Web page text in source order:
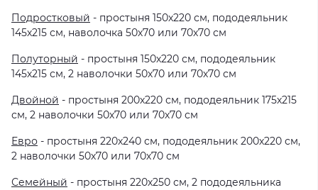
Подростковый - простыня 150х220 см, пододеяльник
145х215 см, наволочка 50х70 или 70х70 см
Полуторный - простыня 150х220 см, пододеяльник
145х215 см, 2 наволочки 50х70 или 70х70 см
Двойной - простыня 200х220 см, пододеяльник 175х215
см, 2 наволочки 50х70 или 70х70 см
Евро - простыня 220х240 см, пододеяльник 200х220 см,
2 наволочки 50х70 или 70х70 см
Семейный - простыня 220х250 см, 2 пододеяльника